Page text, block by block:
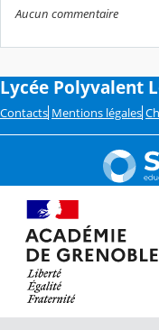
Aucun commentaire
Lycée Polyvalent
Contacts Mentions légales